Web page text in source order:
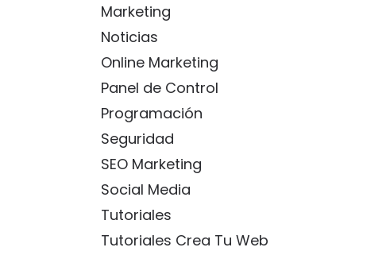
Marketing
Noticias
Online Marketing
Panel de Control
Programación
Seguridad
SEO Marketing
Social Media
Tutoriales
Tutoriales Crea Tu Web